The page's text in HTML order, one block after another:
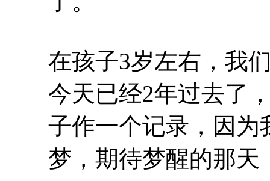
在孩子3岁左右，我
今天已经2年过去了
子作一个记录，因为
梦，期待梦醒的那天